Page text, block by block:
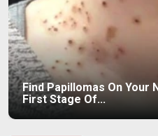
Find Papillomas On Your
First Stage Of...